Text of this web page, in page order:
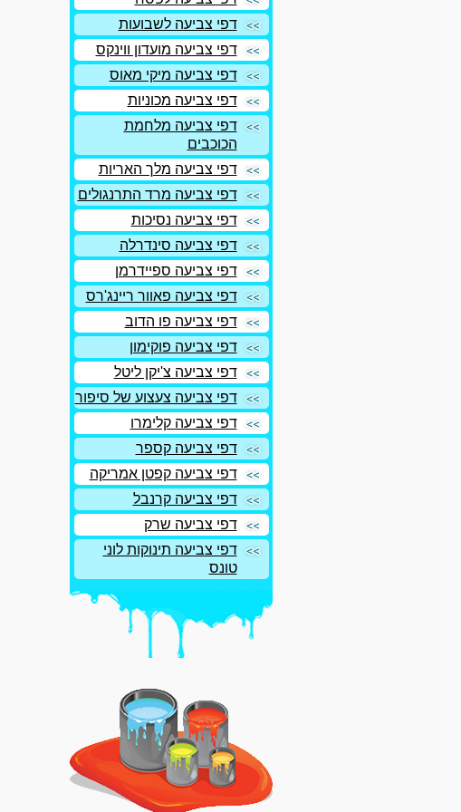
דפי צביעה לשבועות
דפי צביעה מועדון ווינקס
דפי צביעה מיקי מאוס
דפי צביעה מכוניות
דפי צביעה מלחמת
הכוכבים
דפי צביעה מלך האריות
דפי צביעה מרד התרנגולים
דפי צביעה נסיכות
דפי צביעה סינדרלה
דפי צביעה ספיידרמן
דפי צביעה פאוור ריינג'רס
דפי צביעה פו הדוב
דפי צביעה פוקימון
דפי צביעה צ'יקן ליטל
דפי צביעה צעצוע של סיפור
דפי צביעה קלימרו
דפי צביעה קספר
דפי צביעה קפטן אמריקה
דפי צביעה קרנבל
דפי צביעה שרק
דפי צביעה תינוקות לוני
טונס